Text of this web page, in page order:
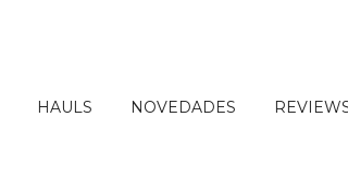
HAULS NOVEDADES